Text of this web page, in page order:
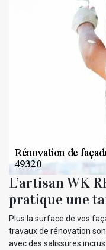
L’artisan WK
pratique une
Plus la surface de vos
travaux de rénovation
avec des salissures